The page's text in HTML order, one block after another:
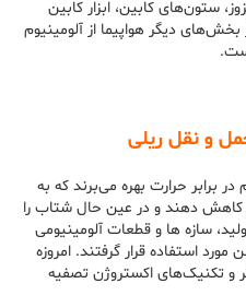
ستون‌های کابین، ابزار کابین
دیگر هواپیما از آلومینیوم
و نقل ریلی
برابر حرارت بهره می‌برند که به
کاهش دهند و در عین حال شتاب را
سازه ها و قطعات آلومینیومی
استفاده قرار گرفتند. امروزه
و تکنیک‌های اکستروژن تصفیه